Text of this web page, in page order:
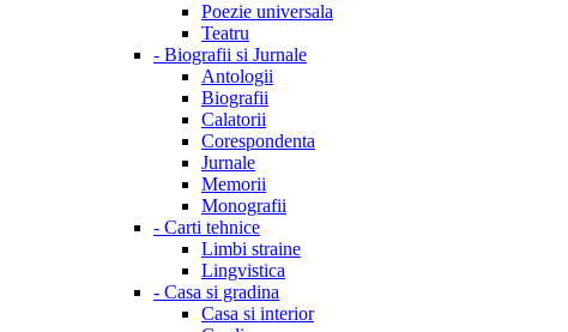
Poezie universala
Teatru
- Biografii si Jurnale
Antologii
Biografii
Calatorii
Corespondenta
Jurnale
Memorii
Monografii
- Carti tehnice
Limbi straine
Lingvistica
- Casa si gradina
Casa si interior